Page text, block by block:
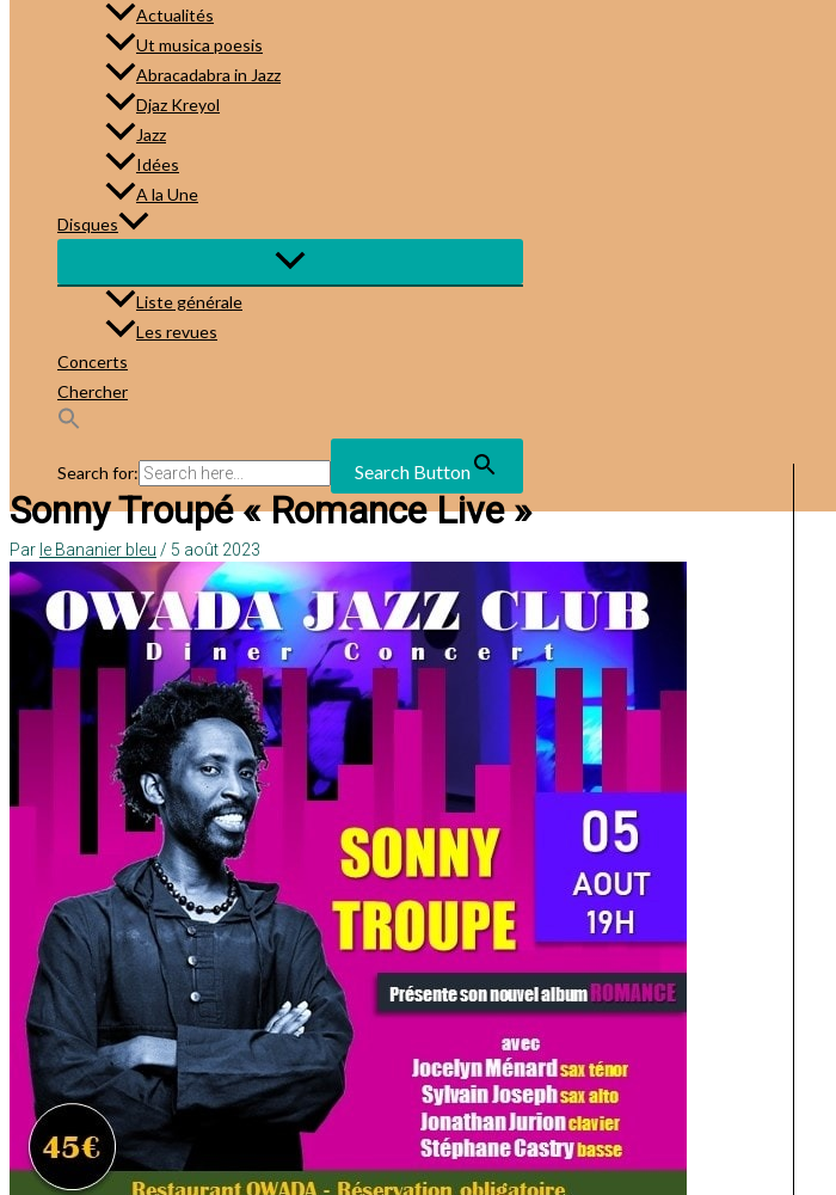
Actualités
Ut musica poesis
Abracadabra in Jazz
Djaz Kreyol
Jazz
Idées
A la Une
Disques
Liste générale
Les revues
Concerts
Chercher
Search for: Search Button
Sonny Troupé « Romance Live »
Par le Bananier bleu / 5 août 2023